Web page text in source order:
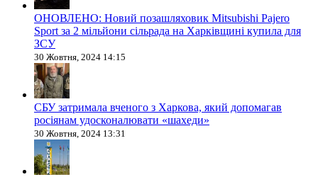
ОНОВЛЕНО: Новий позашляховик Mitsubishi Pajero
Sport за 2 мільйони сільрада на Харківщині купила для
ЗСУ
30 Жовтня, 2024 14:15
СБУ затримала вченого з Харкова, який допомагав
росіянам удосконалювати «шахеди»
30 Жовтня, 2024 13:31